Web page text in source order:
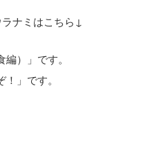
ナミはこちら↓
）」です。
」です。